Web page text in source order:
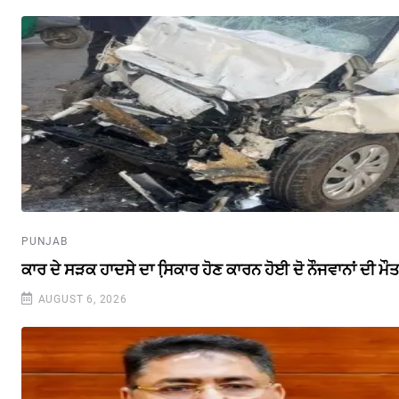
PUNJAB
ਕਾਰ ਦੇ ਸੜਕ ਹਾਦਸੇ ਦਾ ਸਿ਼ਕਾਰ ਹੋਣ ਕਾਰਨ ਹੋਈ ਦੋ ਨੌਜਵਾਨਾਂ ਦੀ ਮੌਤ
AUGUST 6, 2026